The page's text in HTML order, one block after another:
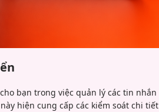
bạn trong việc quản lý các tin nhắn
hiện cung cấp các kiểm soát chi tiết